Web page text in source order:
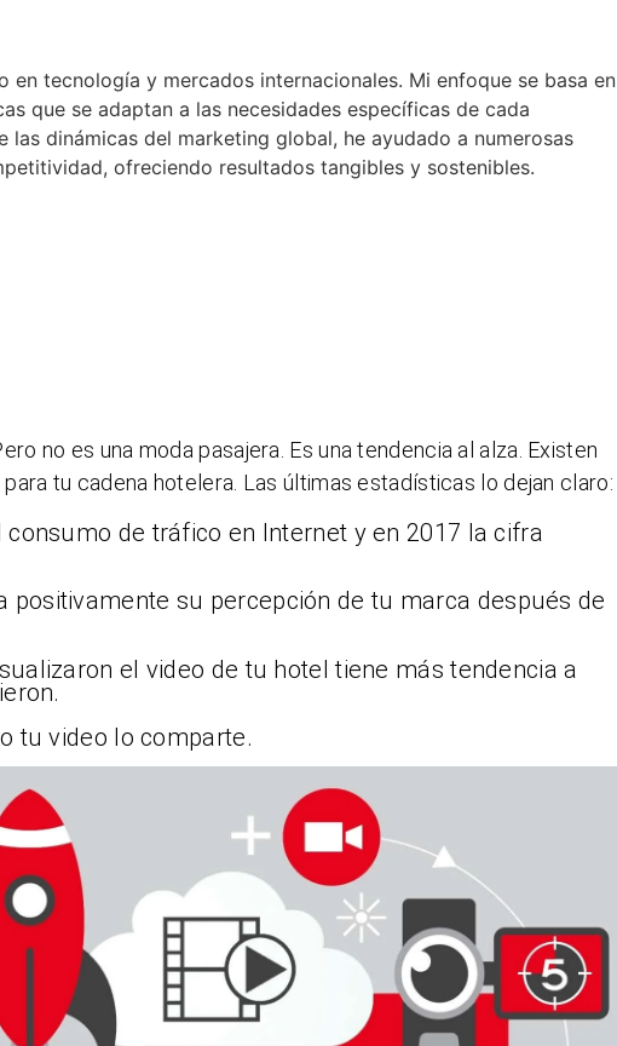
tecnología y mercados internacionales. Mi enfoque se basa en
que se adaptan a las necesidades específicas de cada
dinámicas del marketing global, he ayudado a numerosas
ofreciendo resultados tangibles y sostenibles.
no es una moda pasajera. Es una tendencia al alza. Existen
tu cadena hotelera. Las últimas estadísticas lo dejan claro:
consumo de tráfico en Internet y en 2017 la cifra
positivamente su percepción de tu marca después de
el video de tu hotel tiene más tendencia a
tu video lo comparte.